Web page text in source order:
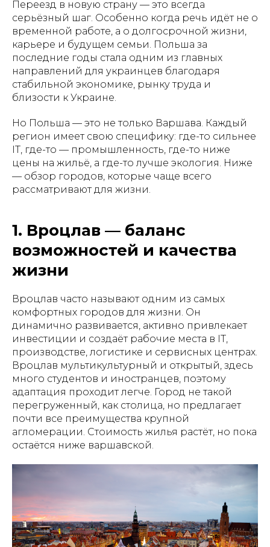
Переезд в новую страну — это всегда
серьёзный шаг. Особенно когда речь идёт не о
временной работе, а о долгосрочной жизни,
карьере и будущем семьи. Польша за
последние годы стала одним из главных
направлений для украинцев благодаря
стабильной экономике, рынку труда и
близости к Украине.
Но Польша — это не только Варшава. Каждый
регион имеет свою специфику: где-то сильнее
IT, где-то — промышленность, где-то ниже
цены на жильё, а где-то лучше экология. Ниже
— обзор городов, которые чаще всего
рассматривают для жизни.
1. Вроцлав — баланс
возможностей и качества
жизни
Вроцлав часто называют одним из самых
комфортных городов для жизни. Он
динамично развивается, активно привлекает
инвестиции и создаёт рабочие места в IT,
производстве, логистике и сервисных центрах.
Вроцлав мультикультурный и открытый, здесь
много студентов и иностранцев, поэтому
адаптация проходит легче. Город не такой
перегруженный, как столица, но предлагает
почти все преимущества крупной
агломерации. Стоимость жилья растёт, но пока
остаётся ниже варшавской.